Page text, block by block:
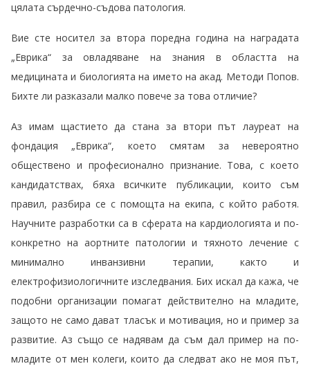
цялата сърдечно-съдова патология.
Вие сте носител за втора поредна година на наградата
„Еврика“ за овладяване на знания в областта на
медицината и биологията на името на акад. Методи Попов.
Бихте ли разказали малко повече за това отличие?
Аз имам щастието да стана за втори път лауреат на
фондация „Еврика“, което смятам за невероятнo
обществено и професионално признание. Това, с което
кандидатствах, бяха всичките публикации, които съм
правил, разбира се с помощта на екипа, с който работя.
Научните разработки са в сферата на кардиологията и по-
конкретно на аортните патологии и тяхното лечение с
минимално инванзивни терапии, както и
електрофизиологичните изследвания. Бих искал да кажа, че
подобни организации помагат действително на младите,
защото не само дават тласък и мотивация, но и пример за
развитие. Аз също се надявам да съм дал пример на по-
младите от мен колеги, които да следват ако не моя път,